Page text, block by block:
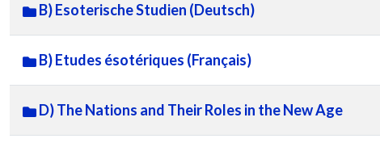
B) Esoterische Studien (Deutsch)
B) Etudes ésotériques (Français)
D) The Nations and Their Roles in the New Age